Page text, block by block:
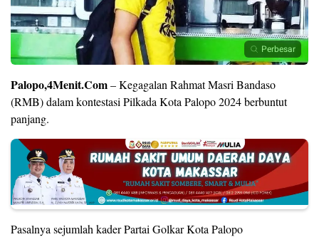
Perbesar
Palopo,4Menit.Com– Kegagalan Rahmat Masri Bandaso
(RMB) dalam kontestasi Pilkada Kota Palopo 2024 berbuntut
panjang.
Pasalnya sejumlah kader Partai Golkar Kota Palopo